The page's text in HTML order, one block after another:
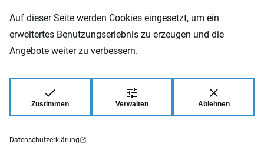
Auf dieser Seite werden Cookies eingesetzt, um ein
erweitertes Benutzungserlebnis zu erzeugen und die
Angebote weiter zu verbessern.
Zustimmen Verwalten Ablehnen
Datenschutzerklärung
Gewerbepark 46
D-08258 Markneukirchen
© 2026 Warwick GmbH & Co Music Equipment
KG.